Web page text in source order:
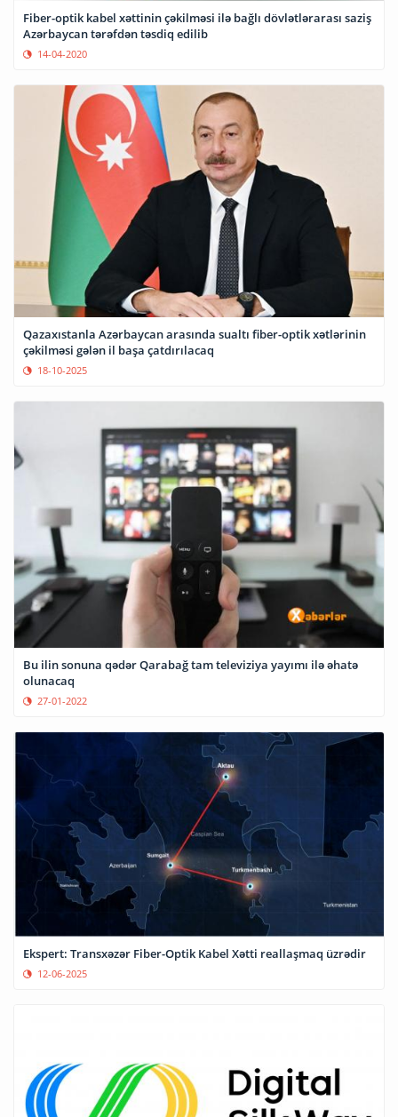
Fiber-optik kabel xəttinin çəkilməsi ilə bağlı dövlətlərarası saziş
Azərbaycan tərəfdən təsdiq edilib
14-04-2020
Qazaxıstanla Azərbaycan arasında sualtı fiber-optik xətlərinin
çəkilməsi gələn il başa çatdırılacaq
18-10-2025
Bu ilin sonuna qədər Qarabağ tam televiziya yayımı ilə əhatə
olunacaq
27-01-2022
Ekspert: Transxəzər Fiber-Optik Kabel Xətti reallaşmaq üzrədir
12-06-2025